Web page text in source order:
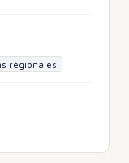
régionales